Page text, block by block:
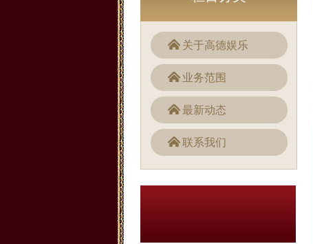
关于高德娱乐
业务范围
最新动态
联系我们